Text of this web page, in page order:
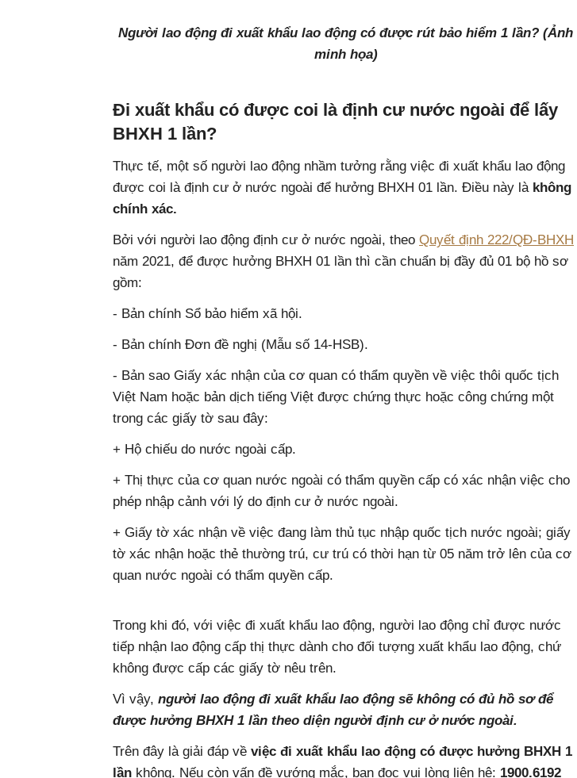
Người lao động đi xuất khẩu lao động có được rút bảo hiểm 1 lần? (Ảnh
minh họa)
Đi xuất khẩu có được coi là định cư nước ngoài để lấy
BHXH 1 lần?
Thực tế, một số người lao động nhầm tưởng rằng việc đi xuất khẩu lao động
được coi là định cư ở nước ngoài để hưởng BHXH 01 lần. Điều này là không
chính xác.
Bởi với người lao động định cư ở nước ngoài, theo Quyết định 222/QĐ-BHXH
năm 2021, để được hưởng BHXH 01 lần thì cần chuẩn bị đầy đủ 01 bộ hồ sơ
gồm:
- Bản chính Sổ bảo hiểm xã hội.
- Bản chính Đơn đề nghị (Mẫu số 14-HSB).
- Bản sao Giấy xác nhận của cơ quan có thẩm quyền về việc thôi quốc tịch
Việt Nam hoặc bản dịch tiếng Việt được chứng thực hoặc công chứng một
trong các giấy tờ sau đây:
+ Hộ chiếu do nước ngoài cấp.
+ Thị thực của cơ quan nước ngoài có thẩm quyền cấp có xác nhận việc cho
phép nhập cảnh với lý do định cư ở nước ngoài.
+ Giấy tờ xác nhận về việc đang làm thủ tục nhập quốc tịch nước ngoài; giấy
tờ xác nhận hoặc thẻ thường trú, cư trú có thời hạn từ 05 năm trở lên của cơ
quan nước ngoài có thẩm quyền cấp.
Trong khi đó, với việc đi xuất khẩu lao động, người lao động chỉ được nước
tiếp nhận lao động cấp thị thực dành cho đối tượng xuất khẩu lao động, chứ
không được cấp các giấy tờ nêu trên.
Vì vậy, người lao động đi xuất khẩu lao động sẽ không có đủ hồ sơ để
được hưởng BHXH 1 lần theo diện người định cư ở nước ngoài.
Trên đây là giải đáp về việc đi xuất khẩu lao động có được hưởng BHXH 1
lần không. Nếu còn vấn đề vướng mắc, bạn đọc vui lòng liên hệ: 1900.6192